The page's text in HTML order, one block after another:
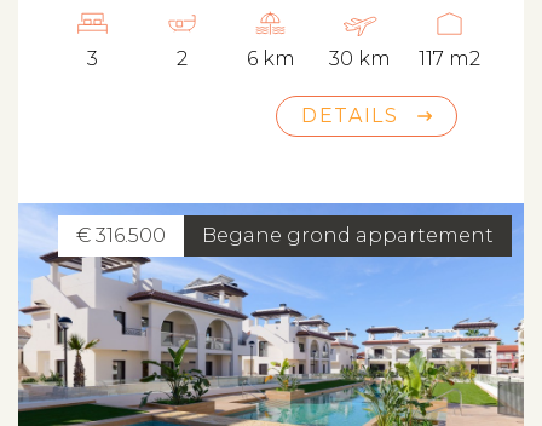
3 2 6 km 30 km 117 m2
DETAILS
Begane grond appartement
€ 316.500